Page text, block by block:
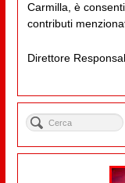
Carmilla, è
contributi
Direttore